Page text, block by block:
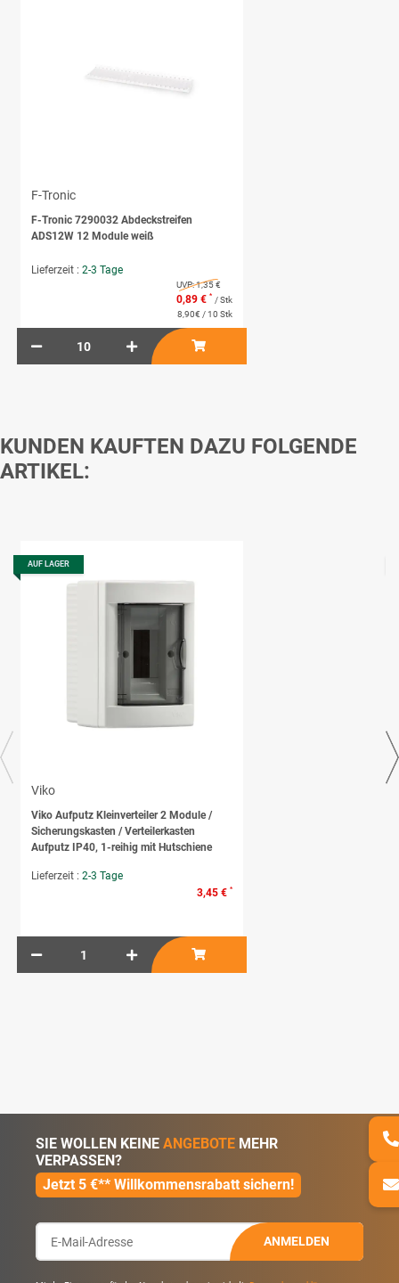
F-Tronic
F-Tronic 7290032 Abdeckstreifen
ADS12W 12 Module weiß
Lieferzeit : 2-3 Tage
UVP:1,35 €
0,89 € * / Stk
8,90€ / 10 Stk
KUNDEN KAUFTEN DAZU FOLGENDE
ARTIKEL:
AUF LAGER
Viko
Viko Aufputz Kleinverteiler 2 Module /
Sicherungskasten / Verteilerkasten
Aufputz IP40, 1-reihig mit Hutschiene
Lieferzeit : 2-3 Tage
3,45 € *
SIE WOLLEN KEINE ANGEBOTE MEHR
VERPASSEN?
Jetzt 5 €** Willkommensrabatt sichern!
ANMELDEN